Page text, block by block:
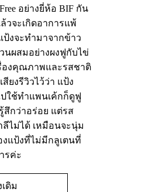
อย่างยี่ห้อ BIF กัน
วจะเกิดอาการแพ้
ป้งจะทำมาจากข้าว
นผสมอย่างผงฟูกับไข่
องคุณภาพและรสชาติ
ยงรีวิวไว้ว่า แป้ง
ใช้ทำแพนเค้กก็ดูฟู
สึกว่าอร่อย แต่รส
ไม่ได้ เหมือนจะนุ่ม
งแป้งที่ไม่มีกลูเตนที่
รค่ะ
เดิม